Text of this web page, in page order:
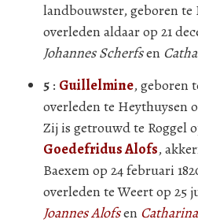
landbouwster, geboren te
overleden aldaar op 21
Johannes Scherfsen
5 : Guillelmine, geboren
overleden te Heythuysen
Zij is getrouwd te Roggel
Goedefridus Alofs,
Baexem op 24 februari
overleden te Weert op 25
Joannes Alofsen